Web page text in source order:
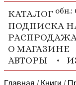
КАТАЛОГ обн.:
ПОДПИСКА
РАСПРОДАЖА
О МАГАЗИНЕ
АВТОРЫ
Главная / Книги /